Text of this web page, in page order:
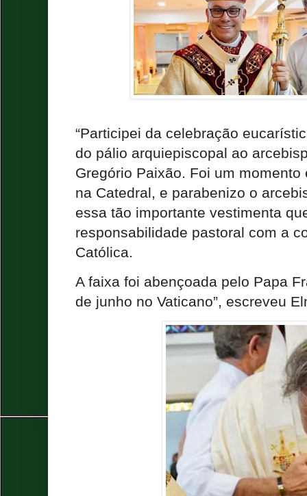
“Participei da celebração
do pálio arquiepiscopal ao
Gregório Paixão. Foi um
na Catedral, e parabenizo o
essa tão importante vestimenta
responsabilidade pastoral com a
Católica.
A faixa foi abençoada pelo Papa
de junho no Vaticano”, escreveu